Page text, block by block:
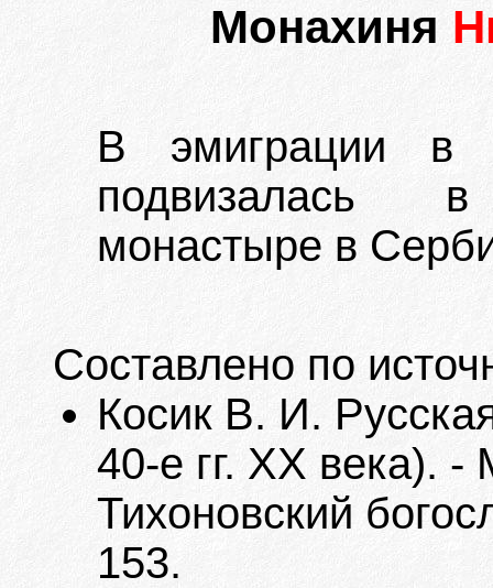
Монахиня
В эмиграции в
подвизалась
монастыре в
Составлено по
Косик В. И.
40-е гг. XX века).
Тихоновский
153.